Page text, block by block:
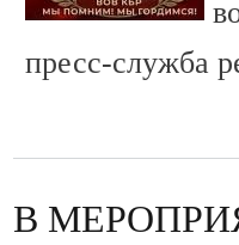
пресс-служба
В